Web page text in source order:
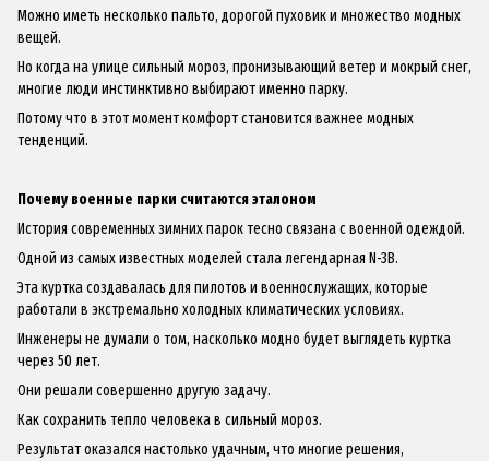
Можно иметь несколько пальто, дорогой пуховик и множество модных
вещей.
Но когда на улице сильный мороз, пронизывающий ветер и мокрый снег,
многие люди инстинктивно выбирают именно парку.
Потому что в этот момент комфорт становится важнее модных
тенденций.
Почему военные парки считаются эталоном
История современных зимних парок тесно связана с военной одеждой.
Одной из самых известных моделей стала легендарная N-3B.
Эта куртка создавалась для пилотов и военнослужащих, которые
работали в экстремально холодных климатических условиях.
Инженеры не думали о том, насколько модно будет выглядеть куртка
через 50 лет.
Они решали совершенно другую задачу.
Как сохранить тепло человека в сильный мороз.
Результат оказался настолько удачным, что многие решения,